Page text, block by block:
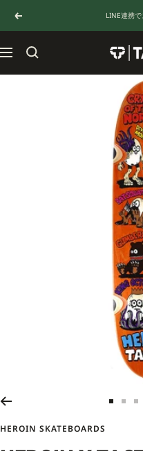
テ
ン
ツ
へ
戻
る
LINE連携
ナ
TACTICS
JAPAN
ス
ド
ス
ド
ス
ド
HEROIN SKATEBOARDS